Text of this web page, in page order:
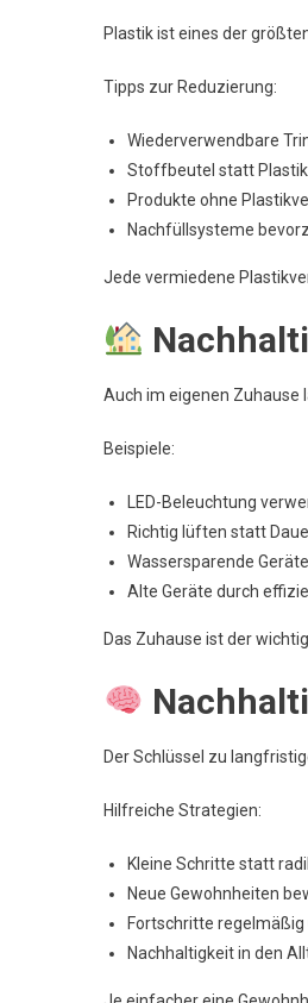
Plastik ist eines der
Tipps zur Reduzierung:
Wiederverwendbare
Stoffbeutel statt
Produkte ohne
Nachfüllsysteme
Jede vermiedene
Auch im eigenen Zuhause
Beispiele:
LED-Beleuchtung
Richtig lüften statt
Wassersparende
Alte Geräte durch
Das Zuhause ist der
Der Schlüssel zu
Hilfreiche Strategien:
Kleine Schritte statt
Neue Gewohnheiten
Fortschritte
Nachhaltigkeit in den